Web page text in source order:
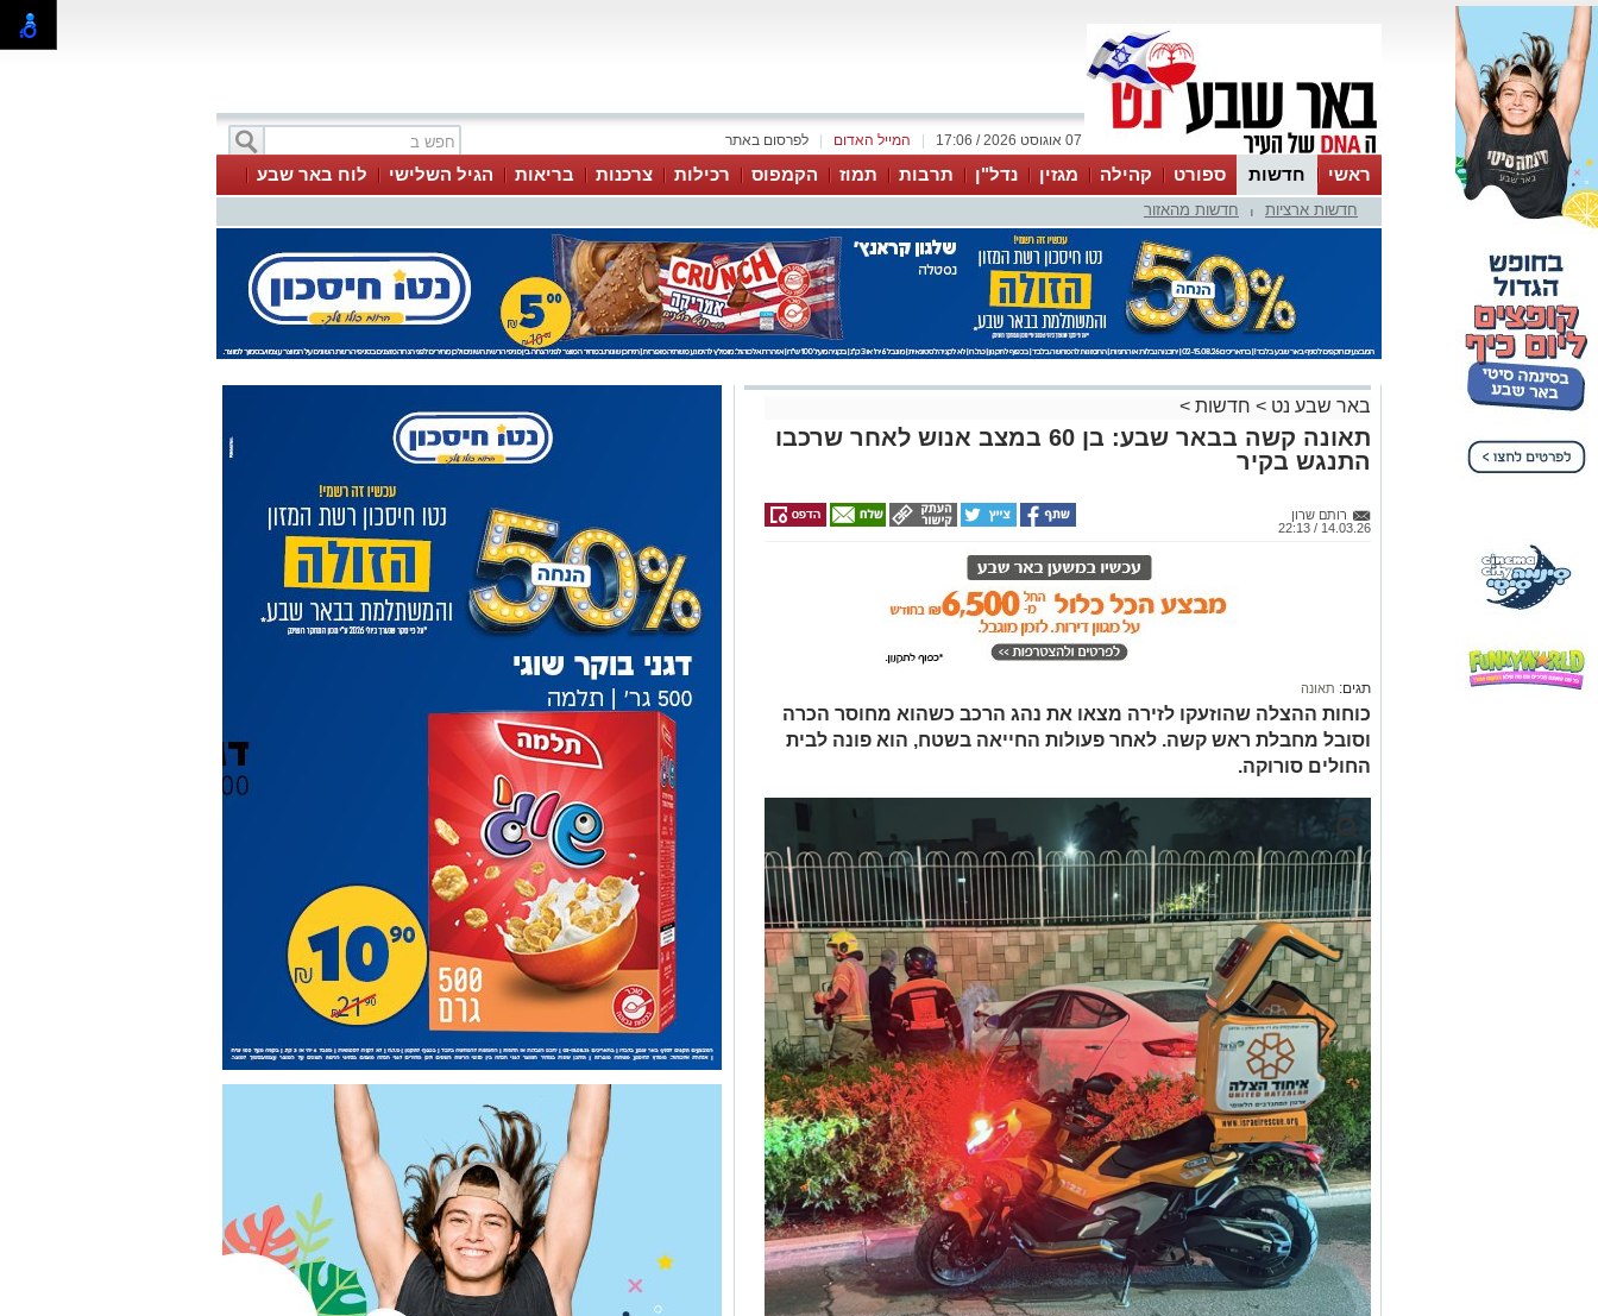
לפרסום באתר המייל האדום 07 אוגוסט 2026 / 17:06
ראשי חדשות ספורט קהילה מגזין נדל"ן תרבות תמוז הקמפוס רכילות צרכנות בריאות הגיל השלישי
לוח באר שבע
עסקים
טיפים והמלצותחדשות ארציות חדשות מהאזור
באר שבע נט > חדשות >
תאונה קשה בבאר שבע: בן 60 במצב אנוש לאחר שרכבו
התנגש בקיר
רותם שרון
14.03.26 / 22:13
תגים: תאונה
כוחות ההצלה שהוזעקו לזירה מצאו את נהג הרכב כשהוא מחוסר הכרה
וסובל מחבלת ראש קשה. לאחר פעולות החייאה בשטח, הוא פונה לבית
החולים סורוקה.